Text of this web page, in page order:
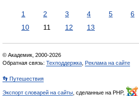
1 2 3 4 5 6
10
11 12 13
© Академик, 2000-2026
Обратная связь: Техподдержка Реклама на сайте
👣 Путешествия
Экспорт словарей на сайты , сделанные на PHP,